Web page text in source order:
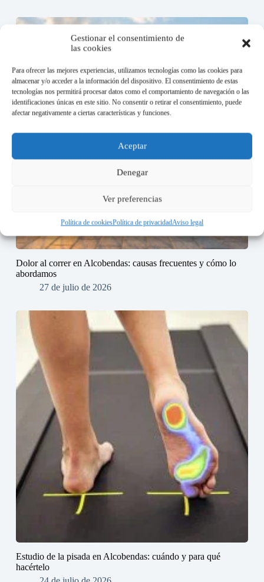
Gestionar el consentimiento de
las cookies
Para ofrecer las mejores experiencias, utilizamos tecnologías como las cookies para
almacenar y/o acceder a la información del dispositivo. El consentimiento de estas
tecnologías nos permitirá procesar datos como el comportamiento de navegación o las
identificaciones únicas en este sitio. No consentir o retirar el consentimiento, puede
afectar negativamente a ciertas características y funciones.
Aceptar
Denegar
Ver preferencias
Política de cookiesPolítica de privacidadAviso legal
Dolor al correr en Alcobendas: causas frecuentes y cómo lo
abordamos
27 de julio de 2026
Estudio de la pisada en Alcobendas: cuándo y para qué
hacértelo